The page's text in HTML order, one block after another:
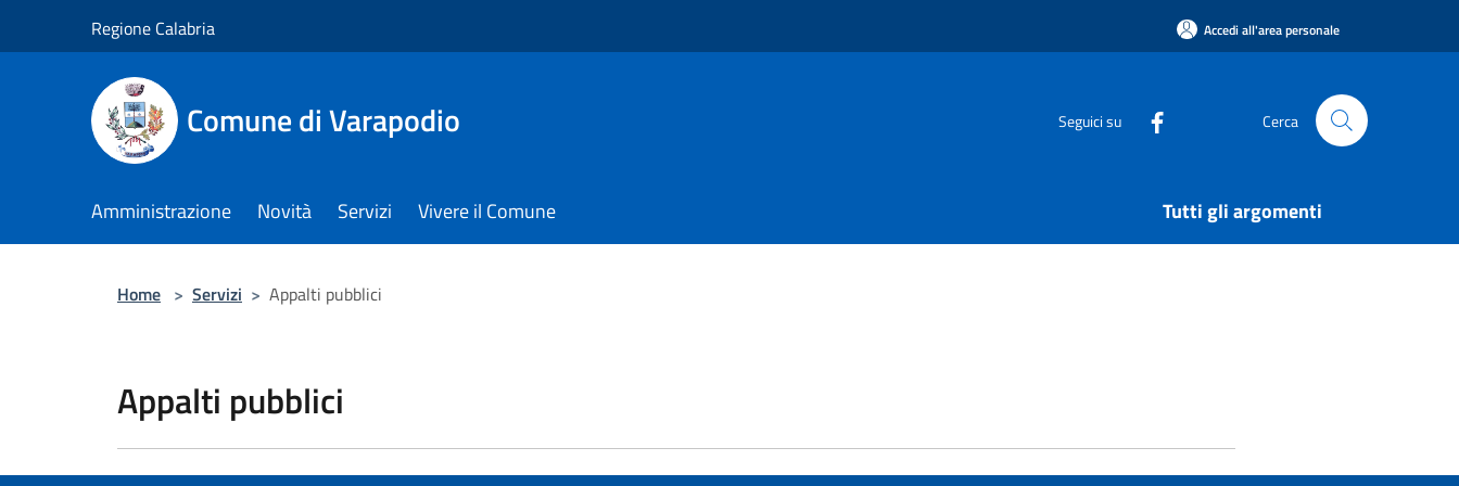
Regione Calabria Accedi all'area personale
Comune di Varapodio Seguici su Cerca
Amministrazione Novità Servizi Vivere il Comune Tutti gli argomenti
Home > Servizi > Appalti pubblici
Appalti pubblici